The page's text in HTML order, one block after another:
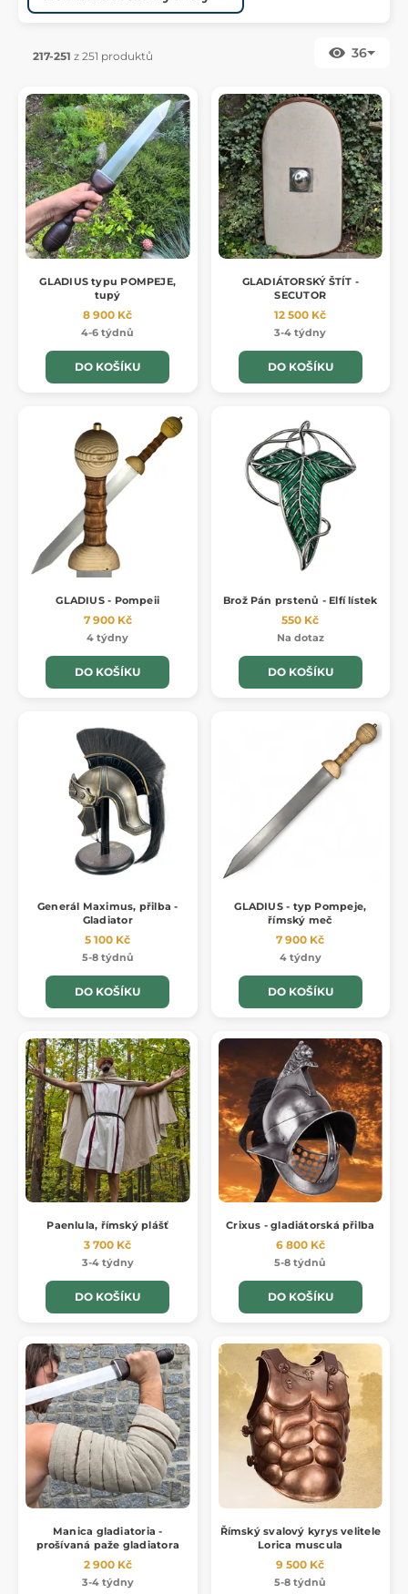
217-251 z 251 produktů 36
GLADIUS typu POMPEJE,
tupý
8 900 Kč
4-6 týdnů
DO KOŠÍKU
GLADIÁTORSKÝ ŠTÍT -
SECUTOR
12 500 Kč
3-4 týdny
DO KOŠÍKU
GLADIUS - Pompeii
7 900 Kč
4 týdny
DO KOŠÍKU
Brož Pán prstenů - Elfí lístek
550 Kč
Na dotaz
DO KOŠÍKU
Generál Maximus, přilba -
Gladiator
5 100 Kč
5-8 týdnů
DO KOŠÍKU
GLADIUS - typ Pompeje,
římský meč
7 900 Kč
4 týdny
DO KOŠÍKU
Paenlula, římský plášť
3 700 Kč
3-4 týdny
DO KOŠÍKU
Crixus - gladiátorská přilba
6 800 Kč
5-8 týdnů
DO KOŠÍKU
Manica gladiatoria -
prošívaná paže gladiatora
2 900 Kč
3-4 týdny
Římský svalový kyrys velitele
Lorica muscula
9 500 Kč
5-8 týdnů